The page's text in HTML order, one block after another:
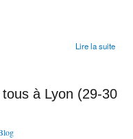
Lire la suite
à Lyon (29-30